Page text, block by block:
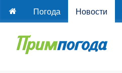
Погода Новости